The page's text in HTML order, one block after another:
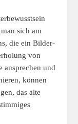
sich am
die ein Bilder-
von
ansprechen und
können
das alte